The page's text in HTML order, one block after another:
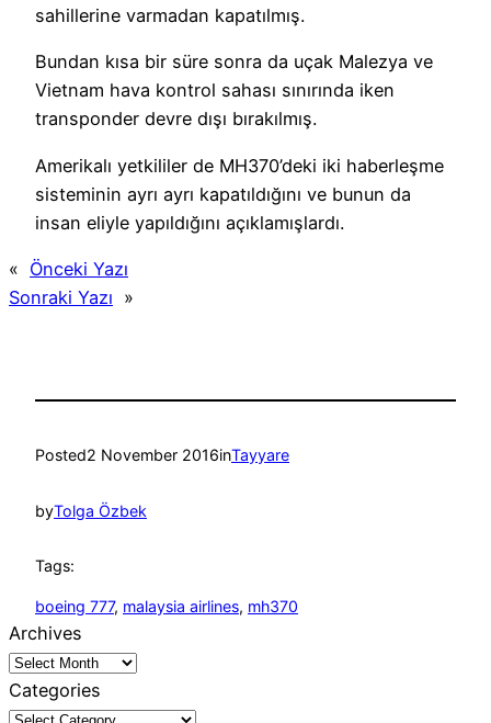
sahillerine varmadan kapatılmış.
Bundan kısa bir süre sonra da uçak Malezya ve
Vietnam hava kontrol sahası sınırında iken
transponder devre dışı bırakılmış.
Amerikalı yetkililer de MH370’deki iki haberleşme
sisteminin ayrı ayrı kapatıldığını ve bunun da
insan eliyle yapıldığını açıklamışlardı.
« Önceki Yazı
Sonraki Yazı »
Posted2 November 2016inTayyare
byTolga Özbek
Tags:
boeing 777, malaysia airlines, mh370
Archives
Categories